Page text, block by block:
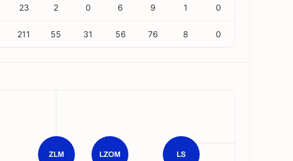
23 2 0 6 9 1 0
211 55 31 56 76 8 0
LS
LZOM
ZLM